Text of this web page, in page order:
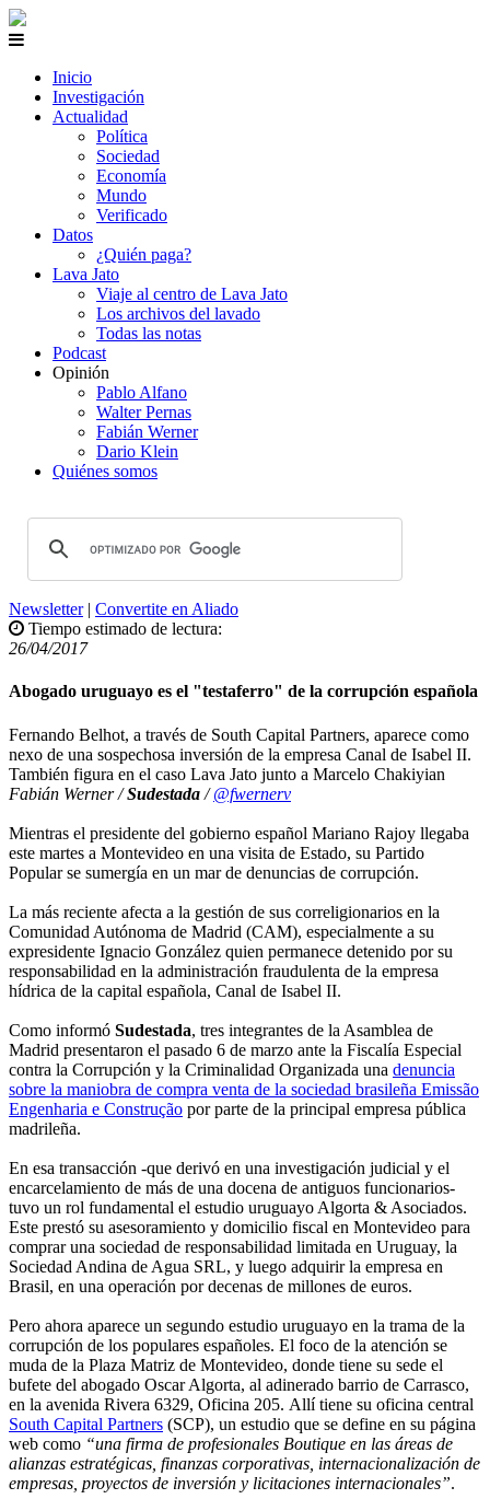
Inicio
Investigación
Actualidad
Política
Sociedad
Economía
Mundo
Verificado
Datos
¿Quién paga?
Lava Jato
Viaje al centro de Lava Jato
Los archivos del lavado
Todas las notas
Podcast
Opinión
Pablo Alfano
Walter Pernas
Fabián Werner
Dario Klein
Quiénes somos
Newsletter| Convertite en Aliado
Tiempo estimado de lectura:
26/04/2017
Abogado uruguayo es el "testaferro" de la corrupción española
Fernando Belhot, a través de South Capital Partners, aparece como
nexo de una sospechosa inversión de la empresa Canal de Isabel II.
También figura en el caso Lava Jato junto a Marcelo Chakiyian
Fabián Werner /Sudestada /@fwernerv
Mientras el presidente del gobierno español Mariano Rajoy llegaba
este martes a Montevideo en una visita de Estado, su Partido
Popular se sumergía en un mar de denuncias de corrupción.
La más reciente afecta a la gestión de sus correligionarios en la
Comunidad Autónoma de Madrid (CAM), especialmente a su
expresidente Ignacio González quien permanece detenido por su
responsabilidad en la administración fraudulenta de la empresa
hídrica de la capital española, Canal de Isabel II.
Como informó Sudestada, tres integrantes de la Asamblea de
Madrid presentaron el pasado 6 de marzo ante la Fiscalía Especial
contra la Corrupción y la Criminalidad Organizada una denuncia
sobre la maniobra de compra venta de la sociedad brasileña Emissão
Engenharia e Construção por parte de la principal empresa pública
madrileña.
En esa transacción -que derivó en una investigación judicial y el
encarcelamiento de más de una docena de antiguos funcionarios-
tuvo un rol fundamental el estudio uruguayo Algorta & Asociados.
Este prestó su asesoramiento y domicilio fiscal en Montevideo para
comprar una sociedad de responsabilidad limitada en Uruguay, la
Sociedad Andina de Agua SRL, y luego adquirir la empresa en
Brasil, en una operación por decenas de millones de euros.
Pero ahora aparece un segundo estudio uruguayo en la trama de la
corrupción de los populares españoles. El foco de la atención se
muda de la Plaza Matriz de Montevideo, donde tiene su sede el
bufete del abogado Oscar Algorta, al adinerado barrio de Carrasco,
en la avenida Rivera 6329, Oficina 205. Allí tiene su oficina central
South Capital Partners (SCP), un estudio que se define en su página
web como “una firma de profesionales Boutique en las áreas de
alianzas estratégicas, finanzas corporativas, internacionalización de
empresas, proyectos de inversión y licitaciones internacionales”.